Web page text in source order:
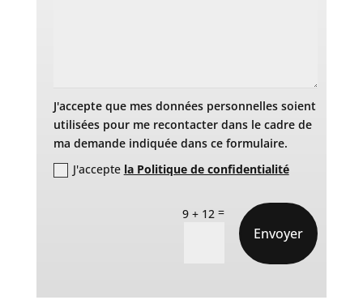
J'accepte que mes données personnelles soient
utilisées pour me recontacter dans le cadre de
ma demande indiquée dans ce formulaire.
J'accepte la Politique de confidentialité
9 + 12 =
Envoyer